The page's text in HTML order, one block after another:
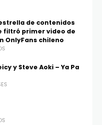
de contenidos
filtró primer video de
OnlyFans chileno
y Steve Aoki – Ya Pa